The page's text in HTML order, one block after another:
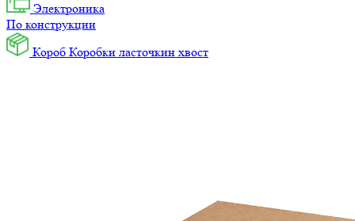
Электроника
По конструкции
Короб Коробки ласточкин хвост